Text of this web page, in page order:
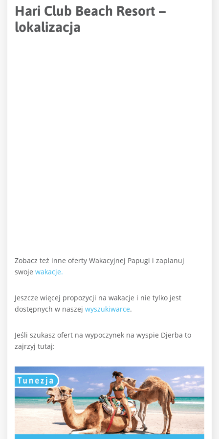
Hari Club Beach Resort –
lokalizacja
Zobacz też inne oferty Wakacyjnej Papugi i zaplanuj
swoje wakacje.
Jeszcze więcej propozycji na wakacje i nie tylko jest
dostępnych w naszej wyszukiwarce.
Jeśli szukasz ofert na wypoczynek na wyspie Djerba to
zajrzyj tutaj: